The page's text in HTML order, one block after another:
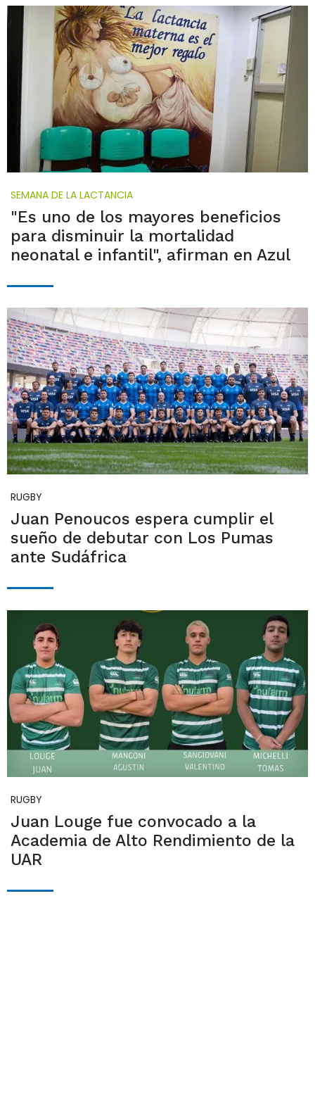
SEMANA DE LA LACTANCIA
"Es uno de los mayores beneficios
para disminuir la mortalidad
neonatal e infantil", afirman en Azul
RUGBY
Juan Penoucos espera cumplir el
sueño de debutar con Los Pumas
ante Sudáfrica
RUGBY
Juan Louge fue convocado a la
Academia de Alto Rendimiento de la
UAR